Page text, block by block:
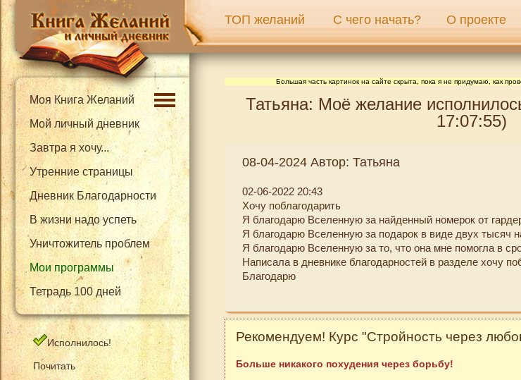
ТОП желаний С чего начать? О проекте
Моя Книга Желаний
Мой личный дневник
Завтра я хочу...
Утренние страницы
Дневник Благодарности
В жизни надо успеть
Уничтожитель проблем
Мои программы
Тетрадь 100 дней
Исполнилось!
Почитать
Большая часть картинок на сайте скрыта, пока я не придумаю, как
Татьяна: Моё желание
17:07:55)
08-04-2024 Автор: Татьяна
02-06-2022 20:43
Хочу поблагодарить
Я благодарю Вселенную за найденный номерок от
Я благодарю Вселенную за подарок в виде двух тысяч
Я благодарю Вселенную за то, что она мне помогла в
Написала в дневнике благодарностей в разделе хочу
Благодарю
Рекомендуем! Курс "Стройность через
Больше никакого похудения через борьбу!